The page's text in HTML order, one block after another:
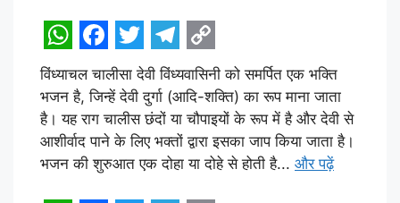
W
h
a
t
s
F
a
c
e
b
T
w
i
t
t
T
e
l
e
g
C
o
p
y
L
विंध्याचल चालीसा देवी विंध्यवासिनी को समर्पित एक भक्ति
भजन है, जिन्हें देवी दुर्गा (आदि-शक्ति) का रूप माना जाता
है। यह राग चालीस छंदों या चौपाइयों के रूप में है और देवी से
आशीर्वाद पाने के लिए भक्तों द्वारा इसका जाप किया जाता है।
भजन की शुरुआत एक दोहा या दोहे से होती है... और पढ़ें